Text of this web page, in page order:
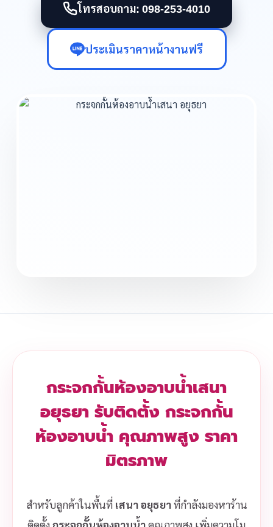
โทรสอบถาม: 098-253-4010
ประเมินราคาหน้างานฟรี
กระจกกั้นห้องอาบน้ำเสนา
อยุธยา รับติดตั้ง กระจกกั้น
ห้องอาบน้ำ คุณภาพสูง ราคา
มิตรภาพ
สำหรับลูกค้าในพื้นที่ เสนา อยุธยาที่กำลังมองหาร้าน